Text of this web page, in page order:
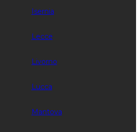
Isernia
Lecce
Livorno
Lucca
Mantova